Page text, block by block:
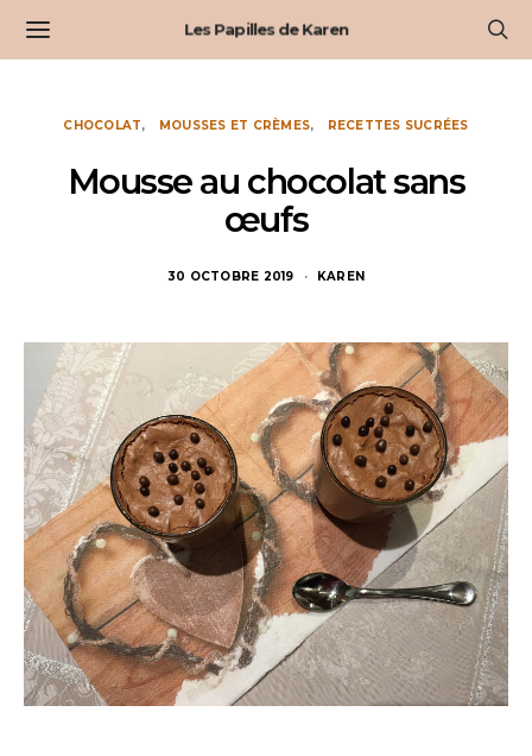
Les Papilles de Karen
CHOCOLAT MOUSSES ET CRÈMES RECETTES SUCRÉES
Mousse au chocolat sans
œufs
30 OCTOBRE 2019 KAREN